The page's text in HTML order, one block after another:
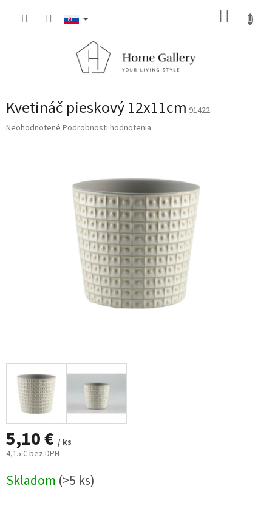
Kvetináč pieskový 12x11cm 91422
Priemerné
Neohodnotené Podrobnosti hodnotenia
5,10 € / ks
4,15 € bez DPH
cena:
Skladom (>5 ks)